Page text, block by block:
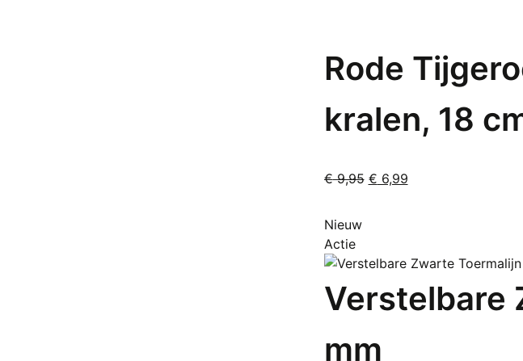
Rode
kralen, 18
€9,95 Oorspronkelijke
€ 6,99Huidige
Nieuw
Actie
Verstelbare
mm